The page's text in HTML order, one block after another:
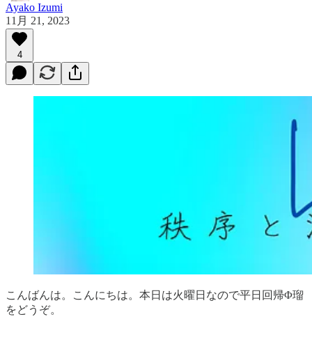
Ayako Izumi
11月 21, 2023
4
こんばんは。こんにちは。本日は火曜日なので平日回帰Φ瑠
をどうぞ。